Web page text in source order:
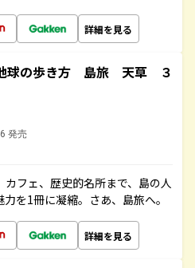
詳細を見る
球の歩き方 島旅 天草 ３
発売
フェ、歴史的名所まで、島の人
を1冊に凝縮。さあ、島旅へ。
詳細を見る